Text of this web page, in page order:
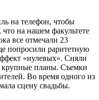
на телефон, чтобы
что на нашем факультете
все отмечали 23
попросили раритетную
«нулевых». Сняли
крупные планы. Съемки
Во время одного из
сцену свадьбы.